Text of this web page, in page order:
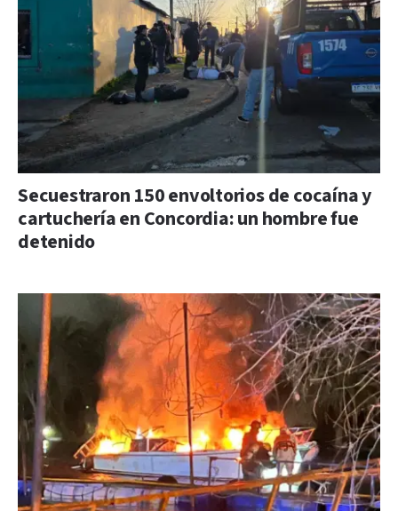
Secuestraron 150 envoltorios de cocaína y
cartuchería en Concordia: un hombre fue
detenido